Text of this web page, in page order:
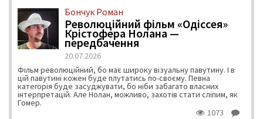
Бончук Роман
Революційний фільм «Одіссея»
Крістофера Нолана —
передбачення
20.07.2026
Фільм революційний, бо має широку візуальну павутину. І в
цій павутині кожен буде плутатись по-своєму. Певна
категорія буде засуджувати, бо ніби забагато власних
інтерпретацій. Але Нолан, можливо, захотів стати сліпим, як
Гомер.
1073